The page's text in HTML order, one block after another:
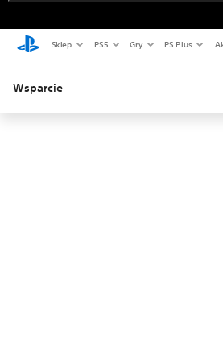
Sklep PS5 Gry PS Plus
Wsparcie